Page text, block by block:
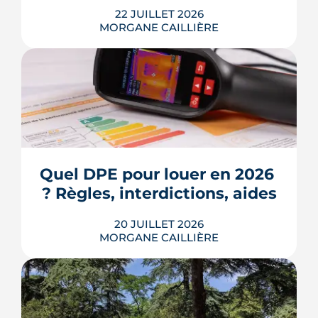
22 JUILLET 2026
MORGANE CAILLIÈRE
Écoles, base de loisirs, transports,
projets urbains et prix au m2 : le guide
3e ville de Haute-Garonne.
LIRE L'ARTICLE
Quel DPE pour louer en 2026
? Règles, interdictions, aides
20 JUILLET 2026
MORGANE CAILLIÈRE
En 2026, un logement doit être classé
au moins F au DPE pour être loué en